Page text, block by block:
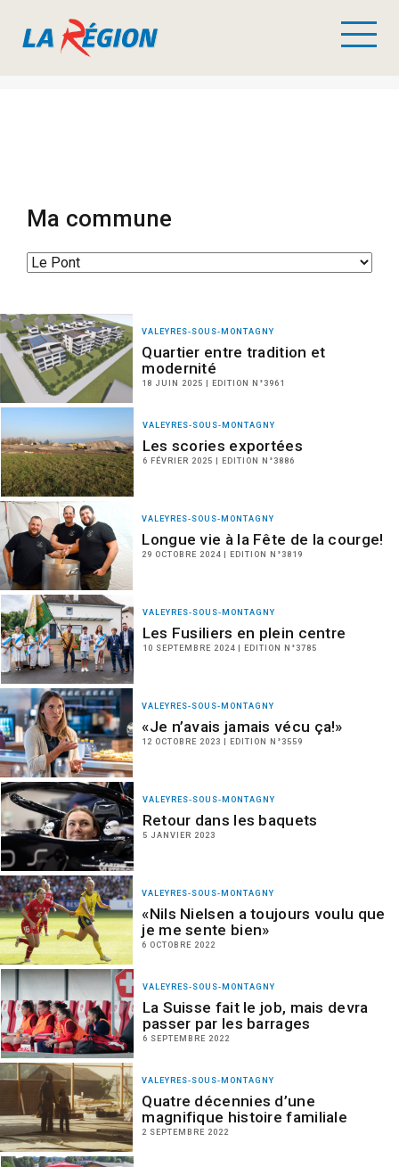
Ma commune
VALEYRES-SOUS-MONTAGNY
Quartier entre tradition et
modernité
18 JUIN 2025 | EDITION N°3961
VALEYRES-SOUS-MONTAGNY
Les scories exportées
6 FÉVRIER 2025 | EDITION N°3886
VALEYRES-SOUS-MONTAGNY
Longue vie à la Fête de la courge!
29 OCTOBRE 2024 | EDITION N°3819
VALEYRES-SOUS-MONTAGNY
Les Fusiliers en plein centre
10 SEPTEMBRE 2024 | EDITION N°3785
VALEYRES-SOUS-MONTAGNY
«Je n’avais jamais vécu ça!»
12 OCTOBRE 2023 | EDITION N°3559
VALEYRES-SOUS-MONTAGNY
Retour dans les baquets
5 JANVIER 2023
VALEYRES-SOUS-MONTAGNY
«Nils Nielsen a toujours voulu que
je me sente bien»
6 OCTOBRE 2022
VALEYRES-SOUS-MONTAGNY
La Suisse fait le job, mais devra
passer par les barrages
6 SEPTEMBRE 2022
VALEYRES-SOUS-MONTAGNY
Quatre décennies d’une
magnifique histoire familiale
2 SEPTEMBRE 2022